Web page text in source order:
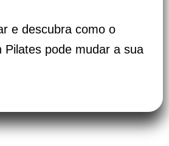
e descubra como o
Pilates pode mudar a sua